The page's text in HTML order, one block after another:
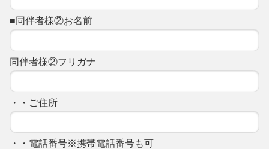
■同伴者様②お名前
同伴者様②フリガナ
・・ご住所
・・電話番号※携帯電話番号も可